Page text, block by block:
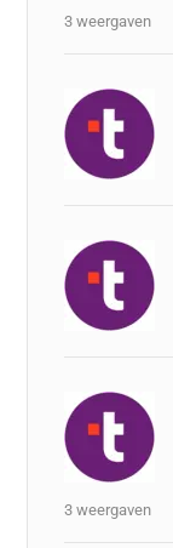
3 weergaven
3 weergaven